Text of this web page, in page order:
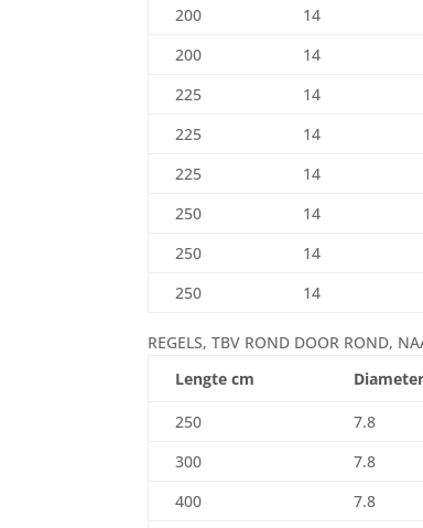
200
14
200
14
225
14
225
14
225
14
250
14
250
14
250
14
REGELS, TBV ROND DOOR ROND,
Lengte cm
250 7.8
300
7.8
400
7.8